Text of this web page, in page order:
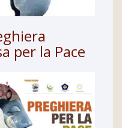
per la Pace